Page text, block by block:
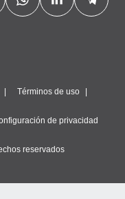
Términos de uso
de privacidad
reservados